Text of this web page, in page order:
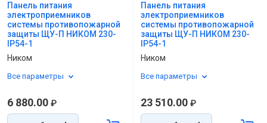
Панель питания
электроприемников
системы противопожарной
защиты ЩУ-П НИКОМ 230-
IP54-1
Ником
Все параметры
6 880.00 ₽
Панель питания
электроприемников
системы противопожарной
защиты ЩУ-П НИКОМ 230-
IP54-1
Ником
Все параметры
23 510.00 ₽